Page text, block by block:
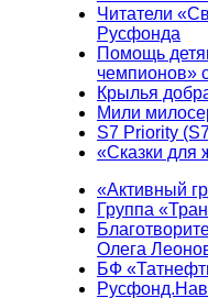
Читатели
Русфонда
Помощь
чемпионов»
Крылья
Мили
S7 Priority
«Сказки для
«Активный
Группа
Олега
БФ